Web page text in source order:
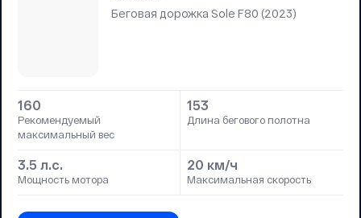
Беговая дорожка Sole F80 (2023)
160
Рекомендуемый
максимальный вес
153
Длина бегового полотна
3.5 л.с.
Мощность мотора
20 км/ч
Максимальная скорость